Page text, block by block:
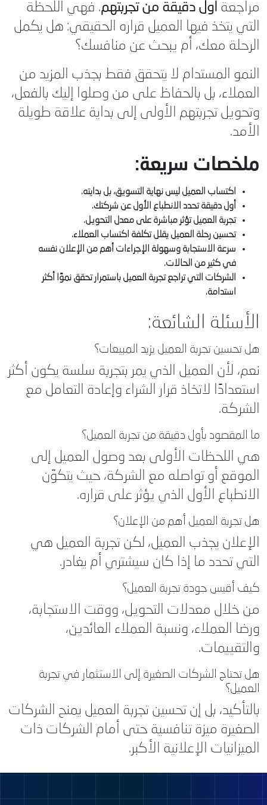
مراجعة أول دقيقة من تجربتهم. فهي اللحظة
التي يتخذ فيها العميل قراره الحقيقي: هل يكمل
الرحلة معك، أم يبحث عن منافسك؟
النمو المستدام لا يتحقق فقط بجذب المزيد من
العملاء، بل بالحفاظ على من وصلوا إليك بالفعل،
وتحويل تجربتهم الأولى إلى بداية علاقة طويلة
الأمد.
ملخصات سريعة:
اكتساب العميل ليس نهاية التسويق، بل بدايته.
أول دقيقة تحدد الانطباع الأول عن شركتك.
تجربة العميل تؤثر مباشرة على معدل التحويل.
تحسين رحلة العميل يقلل تكلفة اكتساب العملاء.
سرعة الاستجابة وسهولة الإجراءات أهم من الإعلان نفسه
في كثير من الحالات.
الشركات التي تراجع تجربة العميل باستمرار تحقق نموًا أكثر
استدامة.
الأسئلة الشائعة:
هل تحسين تجربة العميل يزيد المبيعات؟
نعم، لأن العميل الذي يمر بتجربة سلسة يكون أكثر
استعدادًا لاتخاذ قرار الشراء وإعادة التعامل مع
الشركة.
ما المقصود بأول دقيقة من تجربة العميل؟
هي اللحظات الأولى بعد وصول العميل إلى
الموقع أو تواصله مع الشركة، حيث يتكوّن
الانطباع الأول الذي يؤثر على قراره.
هل تجربة العميل أهم من الإعلان؟
الإعلان يجذب العميل، لكن تجربة العميل هي
التي تحدد ما إذا كان سيشتري أم يغادر.
كيف أقيس جودة تجربة العميل؟
من خلال معدلات التحويل، ووقت الاستجابة،
ورضا العملاء، ونسبة العملاء العائدين،
والتقييمات.
هل تحتاج الشركات الصغيرة إلى الاستثمار في تجربة
العميل؟
بالتأكيد، بل إن تحسين تجربة العميل يمنح الشركات
الصغيرة ميزة تنافسية حتى أمام الشركات ذات
الميزانيات الإعلانية الأكبر.